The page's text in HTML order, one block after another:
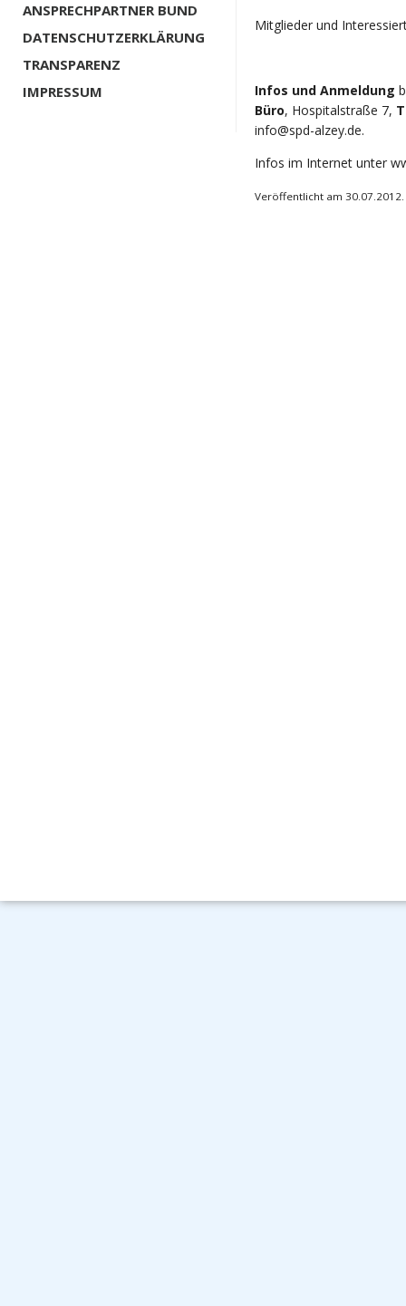
ANSPRECHPARTNER BUND
DATENSCHUTZERKLÄRUNG
TRANSPARENZ
IMPRESSUM
Mitglieder und
Infos und Anmeldung
Büro, Hospitalstraße 7,
info@spd-alzey.de.
Infos im Internet unter
Veröffentlicht am 30.07.2012.